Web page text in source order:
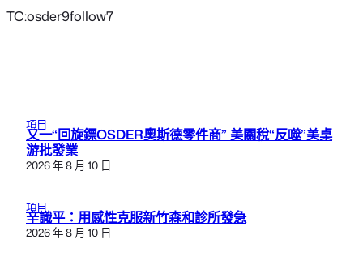
TC:osder9follow7
項目
又一“回旋鏢OSDER奧斯德零件商” 美關稅“反噬”美桌
游批發業
2026 年 8 月 10 日
項目
辛識平：用感性克服新竹森和診所發急
2026 年 8 月 10 日